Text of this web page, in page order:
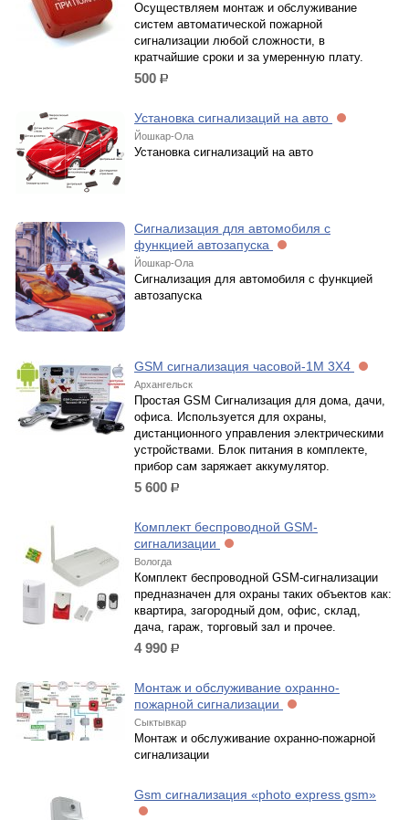
Осуществляем монтаж и обслуживание
систем автоматической пожарной
сигнализации любой сложности, в
кратчайшие сроки и за умеренную плату.
500 р.
Установка сигнализаций на авто
Йошкар-Ола
Установка сигнализаций на авто
Сигнализация для автомобиля с
функцией автозапуска
Йошкар-Ола
Сигнализация для автомобиля с функцией
автозапуска
GSM сигнализация часовой-1М 3Х4
Архангельск
Простая GSM Сигнализация для дома, дачи,
офиса. Используется для охраны,
дистанционного управления электрическими
устройствами. Блок питания в комплекте,
прибор сам заряжает аккумулятор.
5 600 р.
Комплект беспроводной GSM-
сигнализации
Вологда
Комплект беспроводной GSM-сигнализации
предназначен для охраны таких объектов как:
квартира, загородный дом, офис, склад,
дача, гараж, торговый зал и прочее.
4 990 р.
Монтаж и обслуживание охранно-
пожарной сигнализации
Сыктывкар
Монтаж и обслуживание охранно-пожарной
сигнализации
Gsm сигнализация «photo express gsm»